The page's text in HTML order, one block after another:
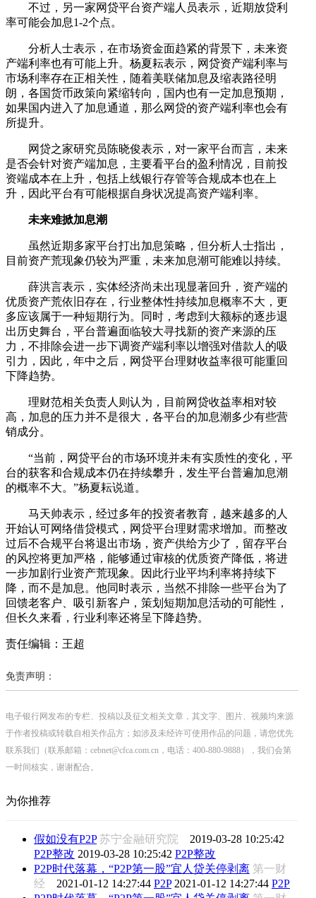
不过，另一家网贷平台资产端人员表示，近期放贷利
率可能会加息1-2个点。
分析人士表示，在市场资金面趋紧的背景下，未来资
产端利率也有可能上升。杨夏耘表示，网贷资产端利率与
市场利率存在正相关性，随着美联储加息及缩表路径明
朗，各国货币政策向紧缩转向，国内也有一定加息预期，
如果国内进入了加息通道，那么网贷的资产端利率也会有
所提升。
网贷之家研究员陈晓俊表示，对一家平台而言，未来
是否会针对资产端加息，主要看平台的盈利情况，目前投
资端成本在上升，包括上线银行存管等合规成本也在上
升，因此平台有可能根据自身状况提高资产端利率。
未来难掀加息潮
虽然近期多家平台打出加息策略，但分析人士指出，
目前资产荒现象仍较为严重，未来加息潮可能难以持续。
薛洪言表示，实体经济尚未出现显著回升，资产端的
优质资产荒依旧存在，行业整体性持续加息概率不大，更
多应该属于一种短期行为。同时，考虑到大额标的逐步退
出历史舞台，平台普遍面临较大寻找新的资产来源的压
力，不排除会进一步下调资产端利率以增强对借款人的吸
引力，因此，年中之后，网贷平台理财收益率很可能重回
下降趋势。
理财范相关负责人则认为，目前网贷收益率相对较
高，加息的压力并不是很大，各平台的加息潮多少有些营
销成分。
“当前，网贷平台的市场环境并未有实质性的变化，平
台的获客和合规成本仍在持续攀升，发生平台普遍加息潮
的概率不大。”杨夏耘说道。
马天帅表示，经过多年的投资者教育，越来越多的人
开始认可网络借贷模式，网贷平台理财需求增加。而整改
过后不合规平台将退出市场，资产供给方少了，留存平台
的风控将更加严格，能够通过审核的优质资产降低，将进
一步加剧行业资产荒现象。因此行业平均利率将持续下
降，而不是加息。他同时表示，当然不排除一些平台为了
回馈老客户、吸引新客户，策划短期加息活动的可能性，
但长久来看，行业利率还将呈下降趋势。
责任编辑：王超
免责声明：
电子银行网发布的专栏、投稿以及征文相关文章，其文字、图片、视频均来源
于作者投稿或转载自相关作品方；如涉及未经许可使用作品的问题，请您优先
联系我们（联系邮箱：cebnet@cfca.com.cn，电话：400-880-9888），我们会第
一时间核实，谢谢配合。
为你推荐
假如没有P2P 苏宁金融研究院 2019-03-28 10:25:42
P2P整改 2019-03-28 10:25:42 P2P整改
P2P时代落幕，“P2P第一股”宜人贷关停剥离 第一财
经 2021-01-12 14:27:44 P2P 2021-01-12 14:27:44 P2P